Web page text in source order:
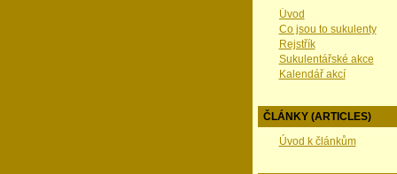
Úvod
Co jsou to sukulenty
Rejstřík
Sukulentářské akce
Kalendář akcí
ČLÁNKY (ARTICLES)
Úvod k článkům